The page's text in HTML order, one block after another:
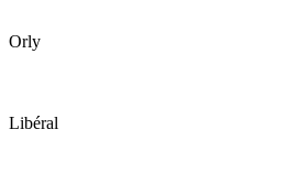
Orly
Libéral